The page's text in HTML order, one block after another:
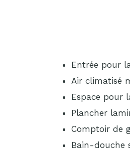
Entrée pour
Air climatisé
Espace pour
Plancher
Comptoir de
Bain-douche